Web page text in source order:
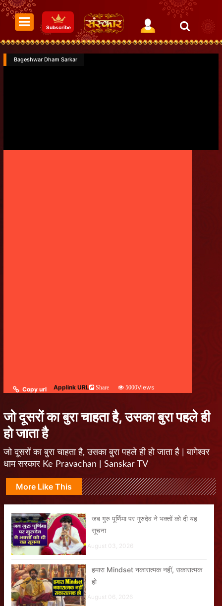
Subscribe
Bageshwar Dham Sarkar
Copy url Applink URL Share 5000Views
जो दूसरों का बुरा चाहता है, उसका बुरा पहले ही
हो जाता है
जो दूसरों का बुरा चाहता है, उसका बुरा पहले ही हो जाता है | बागेश्वर
धाम सरकार Ke Pravachan | Sanskar TV
More Like This
जब गुरु पूर्णिमा पर गुरुदेव ने भक्तों को दी यह
सूचना
August 03, 2026
हमारा Mindset नकारात्मक नहीं, सकारात्मक
हो
August 06, 2026